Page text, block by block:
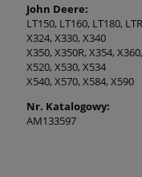
John Deere:
LT150, LT160, LT180,
X324, X330, X340
X350, X350R, X354,
X520, X530, X534
X540, X570, X584, X590
Nr. Katalogowy:
AM133597